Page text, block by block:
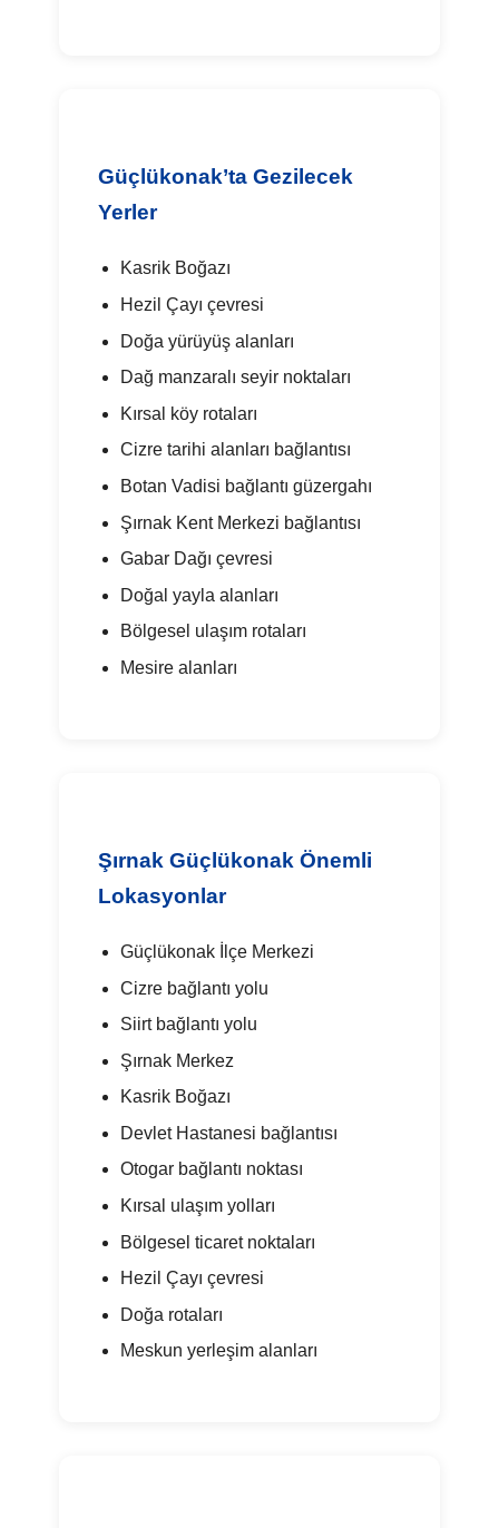
Güçlükonak’ta Gezilecek
Yerler
Kasrik Boğazı
Hezil Çayı çevresi
Doğa yürüyüş alanları
Dağ manzaralı seyir noktaları
Kırsal köy rotaları
Cizre tarihi alanları bağlantısı
Botan Vadisi bağlantı güzergahı
Şırnak Kent Merkezi bağlantısı
Gabar Dağı çevresi
Doğal yayla alanları
Bölgesel ulaşım rotaları
Mesire alanları
Şırnak Güçlükonak Önemli
Lokasyonlar
Güçlükonak İlçe Merkezi
Cizre bağlantı yolu
Siirt bağlantı yolu
Şırnak Merkez
Kasrik Boğazı
Devlet Hastanesi bağlantısı
Otogar bağlantı noktası
Kırsal ulaşım yolları
Bölgesel ticaret noktaları
Hezil Çayı çevresi
Doğa rotaları
Meskun yerleşim alanları